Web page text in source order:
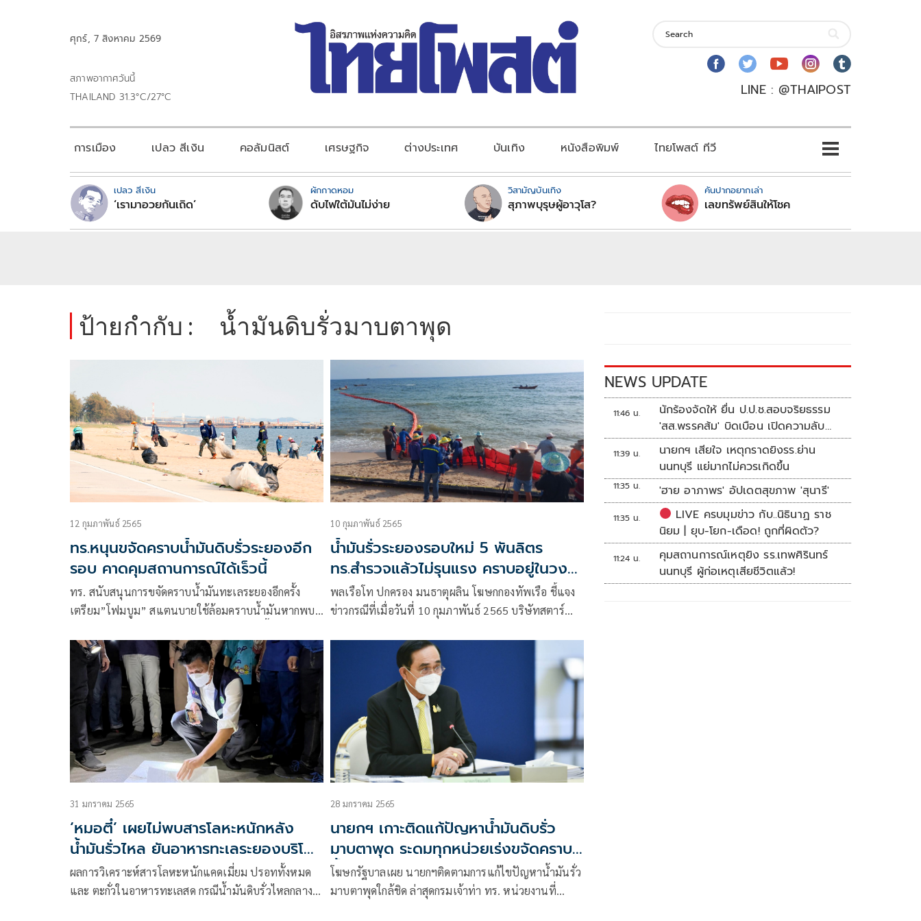
ศุกร์, 7 สิงหาคม 2569
สภาพอากาศวันนี้
THAILAND 31.3°C/27°C
LINE : @THAIPOST
การเมือง เปลว สีเงิน คอลัมนิสต์ เศรษฐกิจ ต่างประเทศ บันเทิง หนังสือพิมพ์ ไทยโพสต์ ทีวี
เปลว สีเงิน
‘เรามาอวยกันเถิด’
ผักกาดหอม
ดับไฟใต้มันไม่ง่าย
วิสามัญบันเทิง
สุภาพบุรุษผู้อาวุโส?
คันปากอยากเล่า
เลขทรัพย์สินให้โชค
ป้ายกำกับ : น้ำมันดิบรั่วมาบตาพุด
12 กุมภาพันธ์ 2565
ทร.หนุนขจัดคราบน้ำมันดิบรั่วระยองอีก
รอบ คาดคุมสถานการณ์ได้เร็วนี้
ทร. สนับสนุนการขจัดคราบน้ำมันทะเลระยองอีกครั้ง
เตรียม”โฟมบูม” สแตนบายใช้ล้อมคราบน้ำมันหากพบ
10 กุมภาพันธ์ 2565
น้ำมันรั่วระยองรอบใหม่ 5 พันลิตร
ทร.สำรวจแล้วไม่รุนแรง คราบอยู่ในวง
จำกัด
พลเรือโท ปกครอง มนธาตุผลิน โฆษกกองทัพเรือ ชี้แจง
ข่าวกรณีที่เมื่อวันที่ 10 กุมภาพันธ์ 2565 บริษัทสตาร์
ประกาศภาวะฉุกเฉินน้ำมันรั่วไหล Tier 1 (ภาวะน้ำมันรั่ว
ไหลขนาดเล็ก ไม่เกิน 20 ตัน)
31 มกราคม 2565
‘หมอตี๋’ เผยไม่พบสารโลหะหนักหลัง
น้ำมันรั่วไหล ยันอาหารทะเลระยองบริโภค
ได้ ยกเว้นปลาสาก
ผลการวิเคราะห์สารโลหะหนักแคดเมี่ยม ปรอททั้งหมด
และ ตะกั่วในอาหารทะเลสด กรณีน้ำมันดิบรั่วไหลกลาง
28 มกราคม 2565
นายกฯ เกาะติดแก้ปัญหาน้ำมันดิบรั่ว
มาบตาพุด ระดมทุกหน่วยเร่งขจัดคราบ
น้ำมัน
โฆษกรัฐบาลเผย นายกฯติดตามการแก้ไขปัญหาน้ำมันรั่ว
มาบตาพุดใกล้ชิด ล่าสุดกรมเจ้าท่า ทร. หน่วยงานที่
NEWS UPDATE
11:46 น.
นักร้องจัดให้ ยื่น ป.ป.ช.สอบจริยธรรม
'สส.พรรคส้ม' บิดเบือน เปิดความลับ
'บังเกอร์ทหาร'
11:39 น.
นายกฯ เสียใจ เหตุกราดยิงรร.ย่าน
นนทบุรี แย่มากไม่ควรเกิดขึ้น
11:35 น. 'ฮาย อาภาพร' อัปเดตสุขภาพ 'สุนารี'
11:35 น.
LIVE ครบมุมข่าว กับ..นิธินาฏ ราช
นิยม | ยุบ-โยก-เดือด! ถูกที่ผิดตัว?
11:24 น.
คุมสถานการณ์เหตุยิง รร.เทพศิรินทร์
นนทบุรี ผู้ก่อเหตุเสียชีวิตแล้ว!